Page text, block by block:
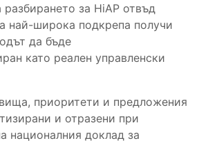
за HiAP отвъд
най-широка подкрепа получи
да бъде
като реален управленски
приоритети и предложения
и отразени при
националния доклад за